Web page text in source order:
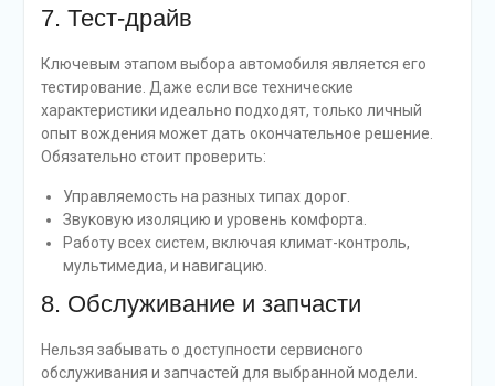
7. Тест-драйв
Ключевым этапом выбора автомобиля является его
тестирование. Даже если все технические
характеристики идеально подходят, только личный
опыт вождения может дать окончательное решение.
Обязательно стоит проверить:
Управляемость на разных типах дорог.
Звуковую изоляцию и уровень комфорта.
Работу всех систем, включая климат-контроль,
мультимедиа, и навигацию.
8. Обслуживание и запчасти
Нельзя забывать о доступности сервисного
обслуживания и запчастей для выбранной модели.